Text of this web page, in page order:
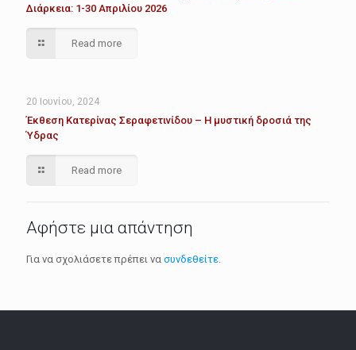
Διάρκεια: 1-30 Απριλίου 2026
Read more
20 Ιουνίου, 2024
Έκθεση Κατερίνας Σεραφετινίδου – Η μυστική δροσιά της
Ύδρας
Read more
Αφήστε μια απάντηση
Για να σχολιάσετε πρέπει να συνδεθείτε